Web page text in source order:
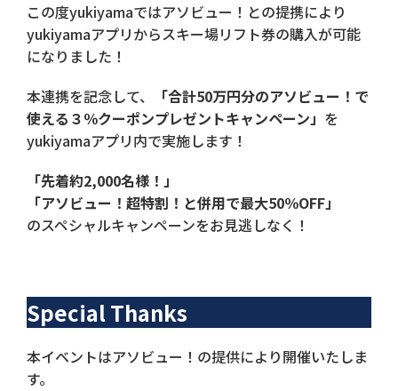
この度yukiyamaではアソビュー！との提携により
yukiyamaアプリからスキー場リフト券の購入が可能
になりました！
本連携を記念して、
「合計50万円分のアソビュー！で
使える３％クーポンプレゼントキャンペーン」 を
yukiyamaアプリ内で実施します！
「先着約2,000名様！」
「アソビュー！超特割！と併用で最大50％OFF」
のスペシャルキャンペーンをお見逃しなく！
Special Thanks
本イベントはアソビュー！の提供により開催いたしま
す。